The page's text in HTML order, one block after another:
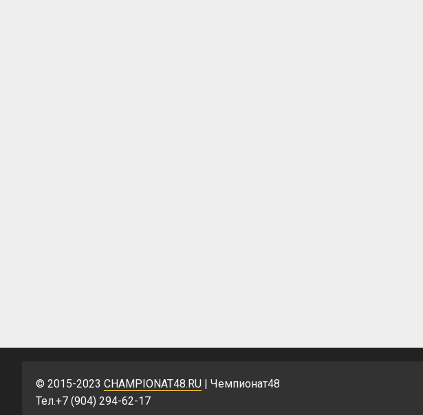
© 2015-2023 CHAMPIONAT48.RU | Чемпионат48
Тел.+7 (904) 294-62-17